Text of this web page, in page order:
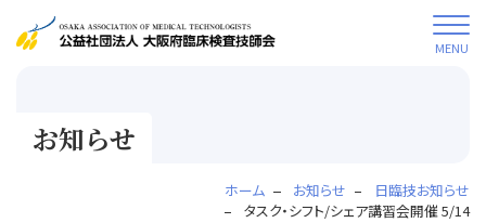
MENU
お知らせ
ホーム お知らせ
日臨技お知らせ
タスク・シフト/シェア講習会開催 5/14